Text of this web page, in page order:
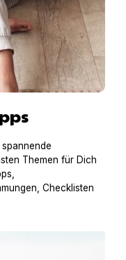
Themen für Dich
Checklisten